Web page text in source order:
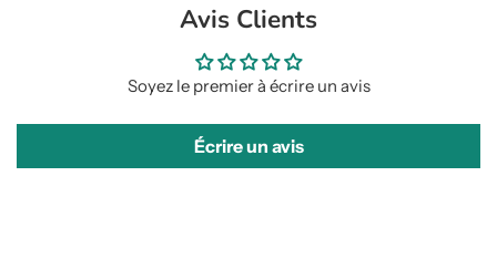
Avis Clients
Soyez le premier à écrire un avis
Écrire un avis